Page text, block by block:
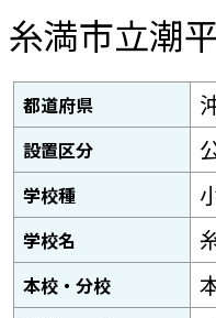
糸満市立潮
都道府県
設置区分
学校種
学校名
本校・分校